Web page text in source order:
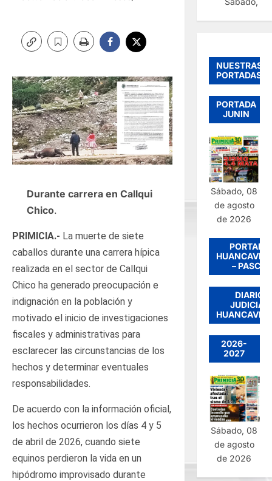
Durante carrera en Callqui
Chico.
PRIMICIA.- La muerte de siete
caballos durante una carrera hípica
realizada en el sector de Callqui
Chico ha generado preocupación e
indignación en la población y
motivado el inicio de investigaciones
fiscales y administrativas para
esclarecer las circunstancias de los
hechos y determinar eventuales
responsabilidades.
De acuerdo con la información oficial,
los hechos ocurrieron los días 4 y 5
de abril de 2026, cuando siete
equinos perdieron la vida en un
hipódromo improvisado durante
NUESTRAS
PORTADAS
PORTADA
JUNIN
Sábado, 08
de agosto
de 2026
PORTADA
– PASCO
DIARIO
JUDICIAL
2026-
2027
Sábado, 08
de agosto
de 2026